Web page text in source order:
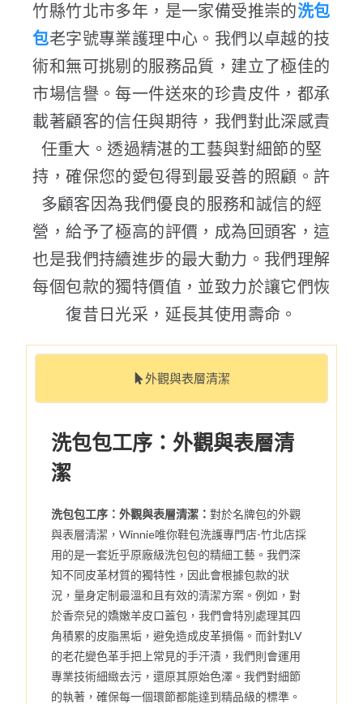
竹縣竹北市多年，是一家備受推崇的洗包
包老字號專業護理中心。我們以卓越的技
術和無可挑剔的服務品質，建立了極佳的
市場信譽。每一件送來的珍貴皮件，都承
載著顧客的信任與期待，我們對此深感責
任重大。透過精湛的工藝與對細節的堅
持，確保您的愛包得到最妥善的照顧。許
多顧客因為我們優良的服務和誠信的經
營，給予了極高的評價，成為回頭客，這
也是我們持續進步的最大動力。我們理解
每個包款的獨特價值，並致力於讓它們恢
復昔日光采，延長其使用壽命。
外觀與表層清潔
洗包包工序：外觀與表層清
潔
洗包包工序：外觀與表層清潔：對於名牌包的外觀
與表層清潔，Winnie唯你鞋包洗護專門店-竹北店採
用的是一套近乎原廠級洗包包的精細工藝。我們深
知不同皮革材質的獨特性，因此會根據包款的狀
況，量身定制最溫和且有效的清潔方案。例如，對
於香奈兒的嬌嫩羊皮口蓋包，我們會特別處理其四
角積累的皮脂黑垢，避免造成皮革損傷。而針對LV
的老花變色革手把上常見的手汗漬，我們則會運用
專業技術細緻去污，還原其原始色澤。我們對細節
的執著，確保每一個環節都能達到精品級的標準。